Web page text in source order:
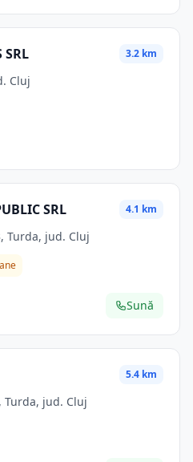
SRL 3.2 km
Cluj
SRL 4.1 km
Turda, jud. Cluj
Sună
5.4 km
Turda, jud. Cluj